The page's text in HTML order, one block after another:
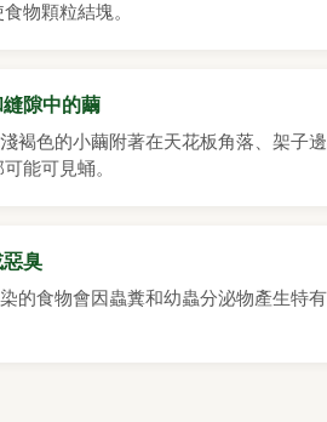
物顆粒結塊。
隙中的繭
褐色的小繭附著在天花板角落、架子
能可見蛹。
臭
的食物會因蟲糞和幼蟲分泌物產生特